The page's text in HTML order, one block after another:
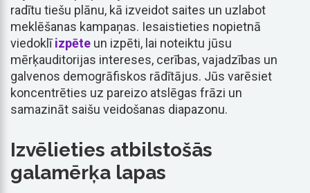
radītu tiešu plānu, kā izveidot saites un uzlabot
meklēšanas kampaņas. Iesaistieties nopietnā
viedoklīizpēte un izpēti, lai noteiktu jūsu
mērķauditorijas intereses, cerības, vajadzības un
galvenos demogrāfiskos rādītājus. Jūs varēsiet
koncentrēties uz pareizo atslēgas frāzi un
samazināt saišu veidošanas diapazonu.
Izvēlieties atbilstošās
galamērķa lapas